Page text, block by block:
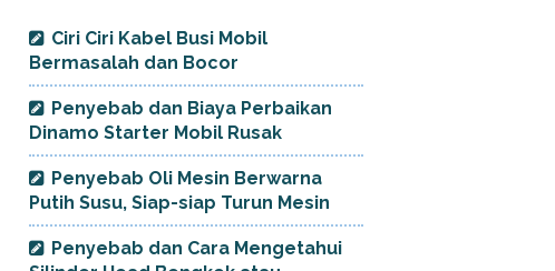
Ciri Ciri Kabel Busi Mobil
Bermasalah dan Bocor
Penyebab dan Biaya Perbaikan
Dinamo Starter Mobil Rusak
Penyebab Oli Mesin Berwarna
Putih Susu, Siap-siap Turun Mesin
Penyebab dan Cara Mengetahui